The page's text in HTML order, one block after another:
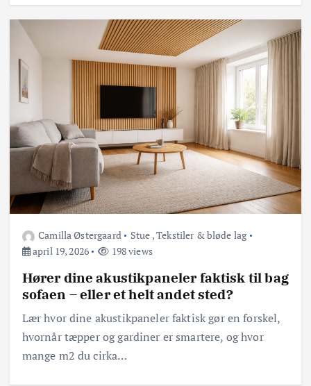
Camilla Østergaard Stue ,Tekstiler & bløde lag
april 19, 2026
198 views
Hører dine akustikpaneler faktisk til bag
sofaen – eller et helt andet sted?
Lær hvor dine akustikpaneler faktisk gør en forskel,
hvornår tæpper og gardiner er smartere, og hvor
mange m2 du cirka…